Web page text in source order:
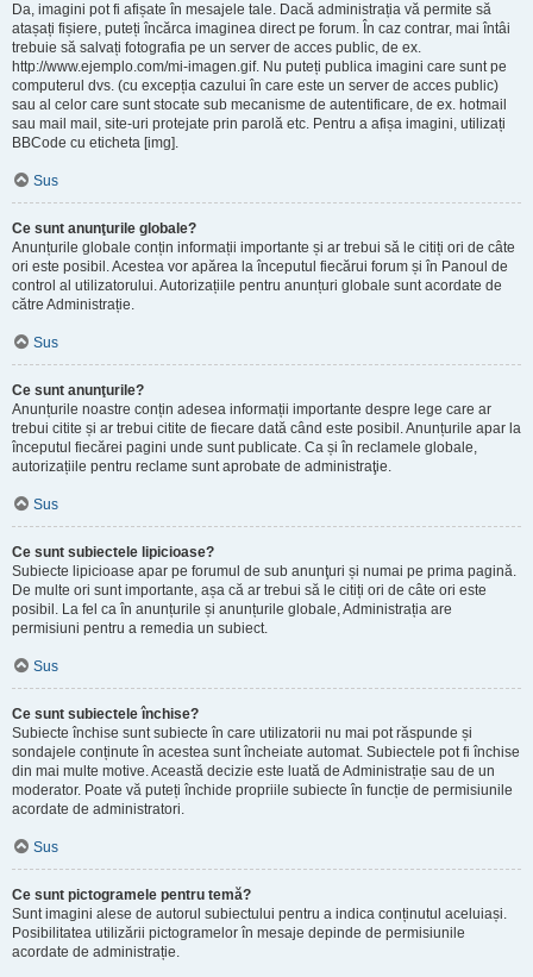
Da, imagini pot fi afișate în mesajele tale. Dacă administrația vă permite să
atașați fișiere, puteți încărca imaginea direct pe forum. În caz contrar, mai întâi
trebuie să salvați fotografia pe un server de acces public, de ex.
http://www.ejemplo.com/mi-imagen.gif. Nu puteți publica imagini care sunt pe
computerul dvs. (cu excepția cazului în care este un server de acces public)
sau al celor care sunt stocate sub mecanisme de autentificare, de ex. hotmail
sau mail mail, site-uri protejate prin parolă etc. Pentru a afișa imagini, utilizați
BBCode cu eticheta [img].
Sus
Ce sunt anunţurile globale?
Anunțurile globale conțin informații importante și ar trebui să le citiți ori de câte
ori este posibil. Acestea vor apărea la începutul fiecărui forum și în Panoul de
control al utilizatorului. Autorizațiile pentru anunțuri globale sunt acordate de
către Administrație.
Sus
Ce sunt anunţurile?
Anunțurile noastre conțin adesea informații importante despre lege care ar
trebui citite și ar trebui citite de fiecare dată când este posibil. Anunțurile apar la
începutul fiecărei pagini unde sunt publicate. Ca și în reclamele globale,
autorizațiile pentru reclame sunt aprobate de administraţie.
Sus
Ce sunt subiectele lipicioase?
Subiecte lipicioase apar pe forumul de sub anunţuri și numai pe prima pagină.
De multe ori sunt importante, așa că ar trebui să le citiți ori de câte ori este
posibil. La fel ca în anunțurile și anunțurile globale, Administrația are
permisiuni pentru a remedia un subiect.
Sus
Ce sunt subiectele închise?
Subiecte închise sunt subiecte în care utilizatorii nu mai pot răspunde și
sondajele conținute în acestea sunt încheiate automat. Subiectele pot fi închise
din mai multe motive. Această decizie este luată de Administrație sau de un
moderator. Poate vă puteți închide propriile subiecte în funcție de permisiunile
acordate de administratori.
Sus
Ce sunt pictogramele pentru temă?
Sunt imagini alese de autorul subiectului pentru a indica conținutul aceluiași.
Posibilitatea utilizării pictogramelor în mesaje depinde de permisiunile
acordate de administrație.